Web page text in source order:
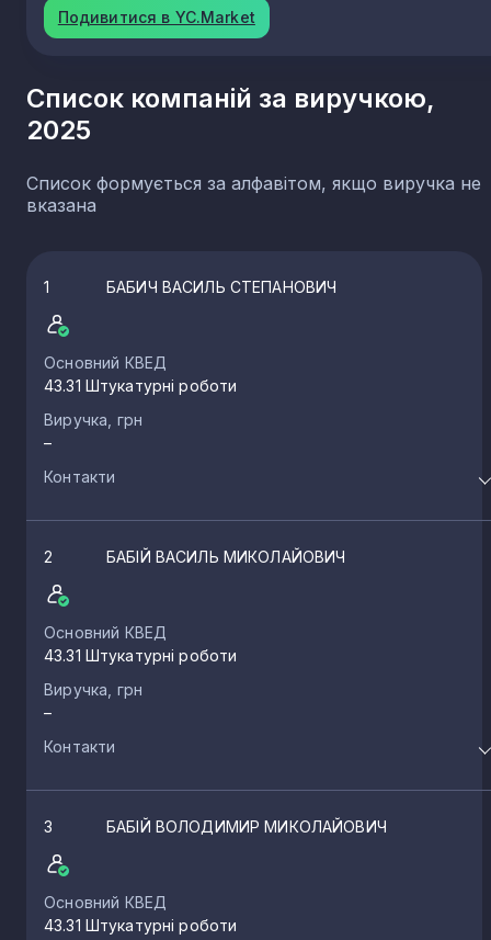
Подивитися в YC.Market
Список компаній за виручкою,
2025
Список формується за алфавітом, якщо виручка не
вказана
1 БАБИЧ ВАСИЛЬ СТЕПАНОВИЧ
Основний КВЕД
43.31 Штукатурні роботи
Виручка, грн
–
Контакти
2 БАБІЙ ВАСИЛЬ МИКОЛАЙОВИЧ
Основний КВЕД
43.31 Штукатурні роботи
Виручка, грн
–
Контакти
3 БАБІЙ ВОЛОДИМИР МИКОЛАЙОВИЧ
Основний КВЕД
43.31 Штукатурні роботи